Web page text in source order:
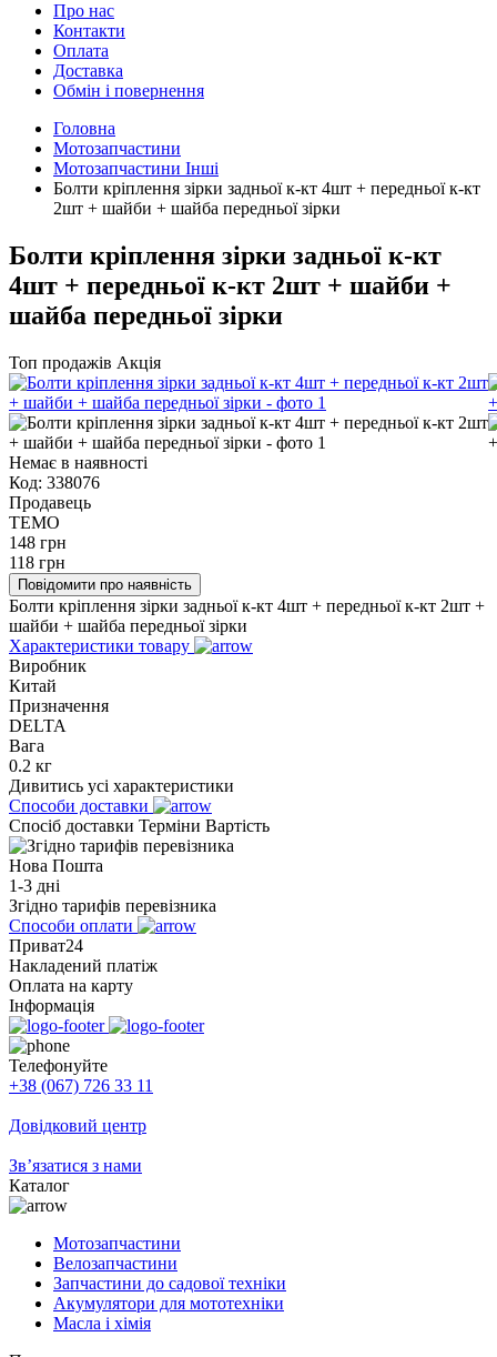
Про нас
Контакти
Оплата
Доставка
Обмін і повернення
Головна
Мотозапчастини
Мотозапчастини Інші
Болти кріплення зірки задньої к-кт 4шт + передньої к-кт
2шт + шайби + шайба передньої зірки
Болти кріплення зірки задньої к-кт
4шт + передньої к-кт 2шт + шайби +
шайба передньої зірки
Топ продажів Акція
Немає в наявності
Код: 338076
Продавець
TEMO
148 грн
118 грн
Повідомити про наявність
Болти кріплення зірки задньої к-кт 4шт + передньої к-кт 2шт +
шайби + шайба передньої зірки
Характеристики товару
Виробник
Китай
Призначення
DELTA
Вага
0.2 кг
Дивитись усі характеристики
Способи доставки
Спосіб доставки Терміни Вартість
Нова Пошта
1-3 дні
Згідно тарифів перевізника
Способи оплати
Приват24
Накладений платіж
Оплата на карту
Інформація
Телефонуйте
+38 (067) 726 33 11
Довідковий центр
Зв’язатися з нами
Каталог
Мотозапчастини
Велозапчастини
Запчастини до садової техніки
Акумулятори для мототехніки
Масла і хімія